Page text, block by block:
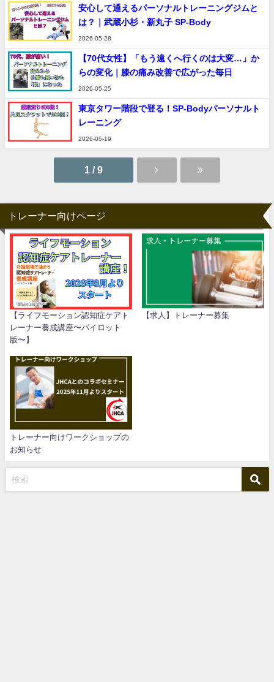
安心して通えるパーソナルトレーニングジムと
は？｜武蔵小杉・新丸子 SP-Body
2026-05-28
【70代女性】「もう遠くへ行くのは大変…」か
らの変化｜膝の痛み改善で広がった毎日
2026-05-25
東京タワー階段で登る！SP-Bodyパーソナルト
レーニング
2026-05-19
1 / 9
トレーナー向けページ
【ライフモーション認知症ケアト
レーナー養成講座〜パイロット
版〜】
【求人】トレーナー募集
トレーナー向けワークショップの
お知らせ